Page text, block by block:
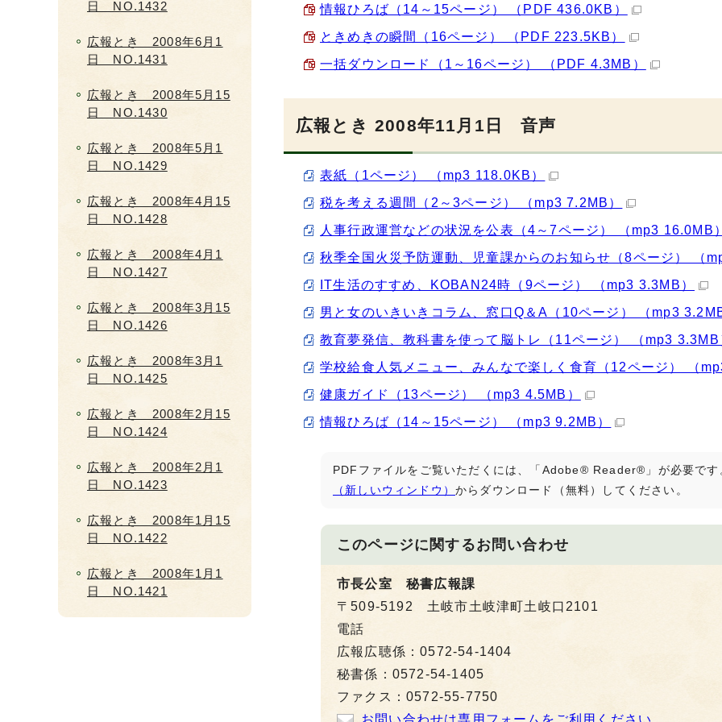
情報ひろば（14～15ページ） （PDF 436.0KB）
ときめきの瞬間（16ページ） （PDF 223.5KB）
一括ダウンロード（1～16ページ） （PDF 4.3MB）
広報とき 2008年11月1日 音声
表紙（1ページ） （mp3 118.0KB）
税を考える週間（2～3ページ） （mp3 7.2MB）
人事行政運営などの状況を公表（4～7ページ） （mp3 16.0MB
秋季全国火災予防運動、児童課からのお知らせ（8ページ） （
IT生活のすすめ、KOBAN24時（9ページ） （mp3 3.3MB）
男と女のいきいきコラム、窓口Q＆A（10ページ） （mp3
教育夢発信、教科書を使って脳トレ（11ページ） （mp3 3.3MB
学校給食人気メニュー、みんなで楽しく食育（12ページ） （
健康ガイド（13ページ） （mp3 4.5MB）
情報ひろば（14～15ページ） （mp3 9.2MB）
PDFファイルをご覧いただくには、「Adobe® Reader®」が必要です
（新しいウィンドウ） からダウンロード（無料）してください。
このページに関するお問い合わせ
市長公室 秘書広報課
〒509-5192 土岐市土岐津町土岐口2101
電話
広報広聴係：0572-54-1404
秘書係：0572-54-1405
ファクス：0572-55-7750
お問い合わせは専用フォームをご利用ください。
日 NO.1432
広報とき 2008年6月1
日 NO.1431
広報とき 2008年5月15
日 NO.1430
広報とき 2008年5月1
日 NO.1429
広報とき 2008年4月15
日 NO.1428
広報とき 2008年4月1
日 NO.1427
広報とき 2008年3月15
日 NO.1426
広報とき 2008年3月1
日 NO.1425
広報とき 2008年2月15
日 NO.1424
広報とき 2008年2月1
日 NO.1423
広報とき 2008年1月15
日 NO.1422
広報とき 2008年1月1
日 NO.1421